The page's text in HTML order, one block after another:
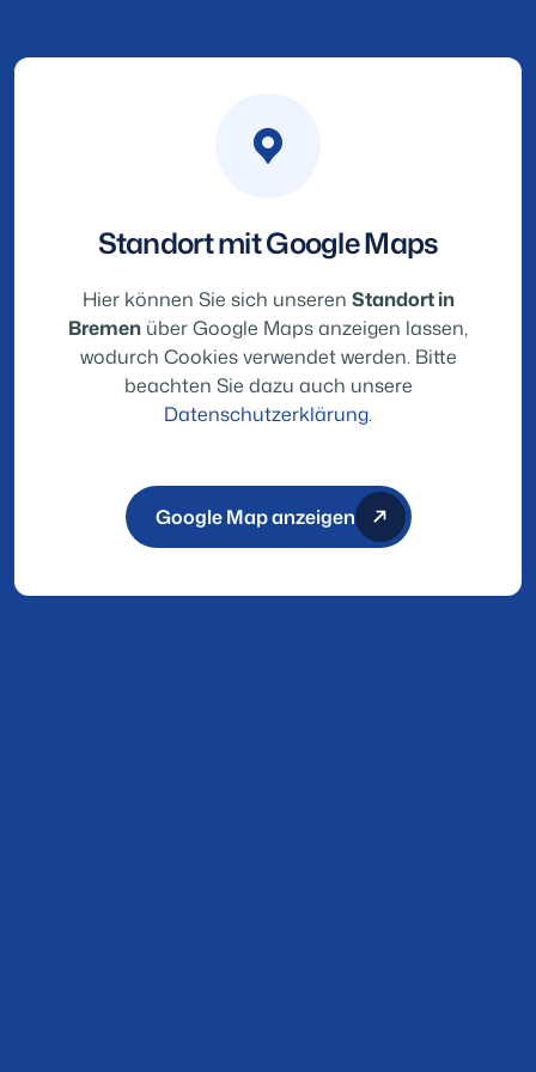
Standort mit Google Maps
Hier können Sie sich unseren Standort in
Bremen über Google Maps anzeigen lassen,
wodurch Cookies verwendet werden. Bitte
beachten Sie dazu auch unsere
Datenschutzerklärung.
Google Map anzeigen